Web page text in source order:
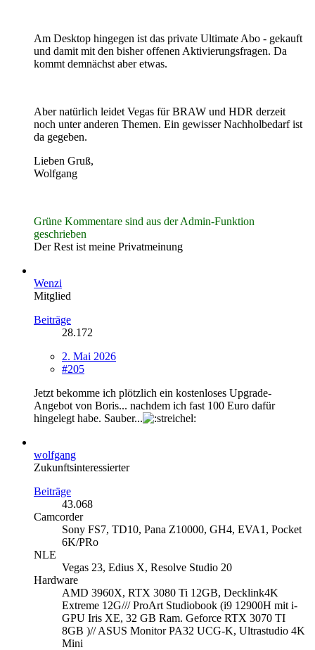
Am Desktop hingegen ist das private Ultimate Abo - gekauft
und damit mit den bisher offenen Aktivierungsfragen. Da
kommt demnächst aber etwas.
Aber natürlich leidet Vegas für BRAW und HDR derzeit
noch unter anderen Themen. Ein gewisser Nachholbedarf ist
da gegeben.
Lieben Gruß,
Wolfgang
Grüne Kommentare sind aus der Admin-Funktion
geschrieben
Der Rest ist meine Privatmeinung
Wenzi
Mitglied
Beiträge
28.172
2. Mai 2026
#205
Jetzt bekomme ich plötzlich ein kostenloses Upgrade-
Angebot von Boris... nachdem ich fast 100 Euro dafür
hingelegt habe. Sauber...
wolfgang
Zukunftsinteressierter
Beiträge
43.068
Camcorder
Sony FS7, TD10, Pana Z10000, GH4, EVA1, Pocket
6K/PRo
NLE
Vegas 23, Edius X, Resolve Studio 20
Hardware
AMD 3960X, RTX 3080 Ti 12GB, Decklink4K
Extreme 12G/// ProArt Studiobook (i9 12900H mit i-
GPU Iris XE, 32 GB Ram. Geforce RTX 3070 TI
8GB )// ASUS Monitor PA32 UCG-K, Ultrastudio 4K
Mini